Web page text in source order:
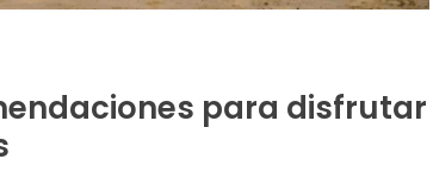
para disfrutar